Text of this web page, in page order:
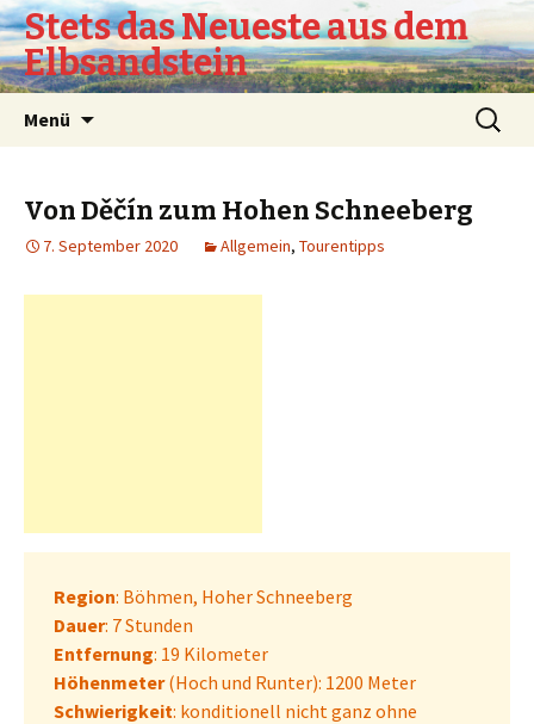
Stets das Neueste aus dem
Elbsandstein
Menü
Suchen
nach:
Von Děčín zum Hohen Schneeberg
7. September 2020 Allgemein, Tourentipps
Region: Böhmen, Hoher Schneeberg
Dauer: 7 Stunden
Entfernung: 19 Kilometer
Höhenmeter(Hoch und Runter): 1200 Meter
Schwierigkeit: konditionell nicht ganz ohne